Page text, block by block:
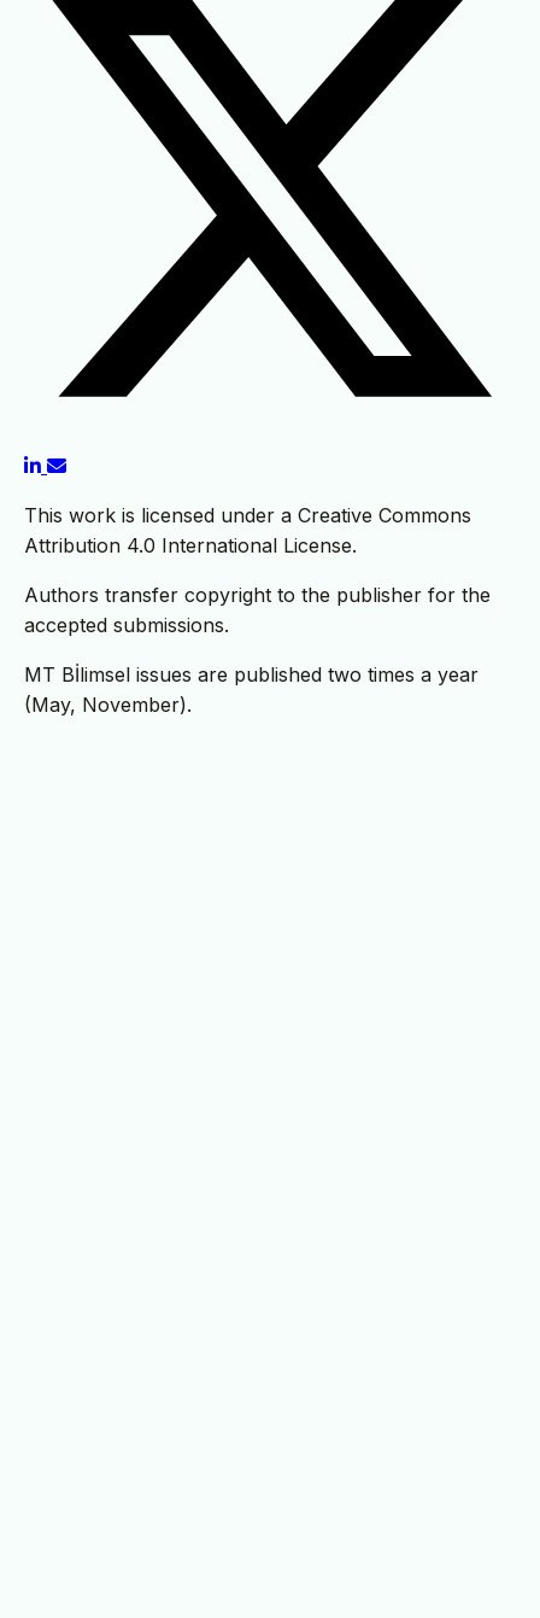
This work is licensed under a Creative Commons
Attribution 4.0 International License.
Authors transfer copyright to the publisher for the
accepted submissions.
MT Bİlimsel issues are published two times a year
(May, November).